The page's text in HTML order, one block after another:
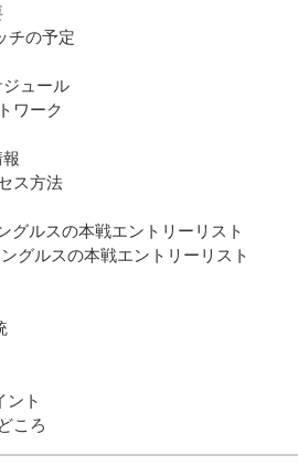
チの予定
ュール
ワーク
ス方法
グルスの本戦エントリーリスト
グルスの本戦エントリーリスト
ント
ころ